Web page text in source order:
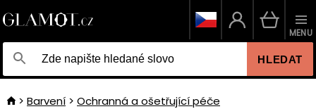
HLEDAT
MENU
Barvení Ochranná a ošetřující péče